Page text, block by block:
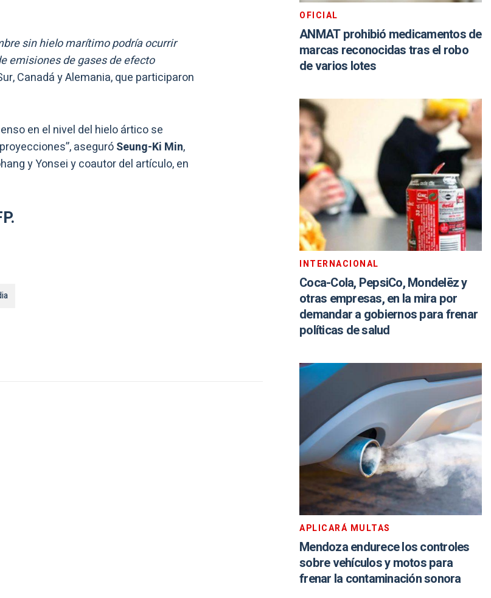
sin hielo marítimo podría ocurrir
emisiones de gases de efecto
Canadá y Alemania, que participaron
en el nivel del hielo ártico se
aseguróSeung-Ki Min,
y Yonsei y coautor del artículo, en
OFICIAL
ANMAT prohibió medicamentos de
marcas reconocidas tras el robo
de varios lotes
INTERNACIONAL
Coca-Cola, PepsiCo, Mondelēz y
otras empresas, en la mira por
demandar a gobiernos para frenar
políticas de salud
APLICARÁ MULTAS
Mendoza endurece los controles
sobre vehículos y motos para
frenar la contaminación sonora